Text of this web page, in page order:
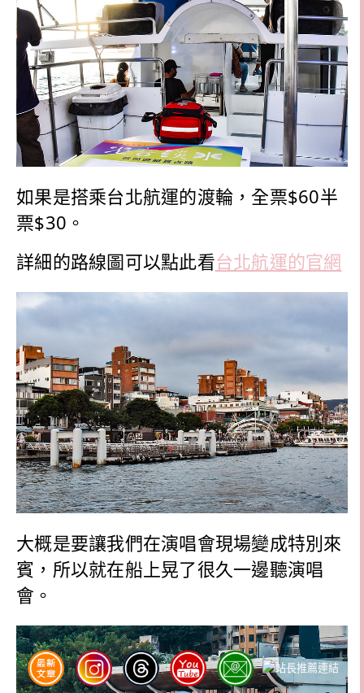
如果是搭乘台北航運的渡輪，全票$60半
票$30。
詳細的路線圖可以點此看台北航運的官網
大概是要讓我們在演唱會現場變成特別來
賓，所以就在船上晃了很久一邊聽演唱
會。